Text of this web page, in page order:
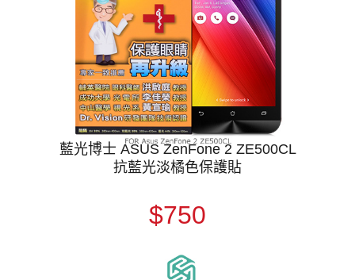
藍光博士 ASUS ZenFone 2 ZE500CL
抗藍光淡橘色保護貼
$750